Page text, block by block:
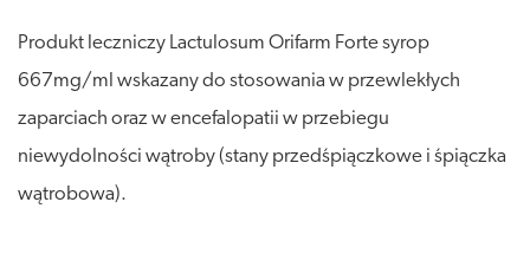
Produkt leczniczy Lactulosum Orifarm Forte syrop
667mg/ml wskazany do stosowania w przewlekłych
zaparciach oraz w encefalopatii w przebiegu
niewydolności wątroby (stany przedśpiączkowe i śpiączka
wątrobowa).